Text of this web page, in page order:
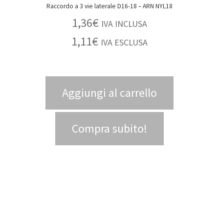
Raccordo a 3 vie laterale D16-18 – ARN NYL18
1,36€ IVA INCLUSA
1,11€ IVA ESCLUSA
Aggiungi al carrello
Compra subito!